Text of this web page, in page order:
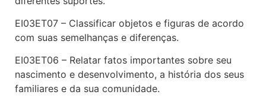
EI03ET07 – Classificar objetos e figuras de acordo
com suas semelhanças e diferenças.
EI03ET06 – Relatar fatos importantes sobre seu
nascimento e desenvolvimento, a história dos seus
familiares e da sua comunidade.